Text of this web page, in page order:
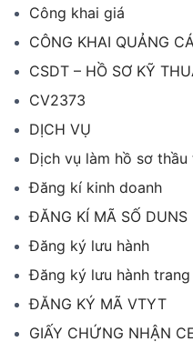
Công khai giá
CÔNG KHAI QUẢNG
CSDT – HỒ SƠ KỸ
CV2373
DỊCH VỤ
Dịch vụ làm hồ sơ
Đăng kí kinh doanh
ĐĂNG KÍ MÃ SỐ DUNS
Đăng ký lưu hành
Đăng ký lưu hành
ĐĂNG KÝ MÃ VTYT
GIẤY CHỨNG NHẬN